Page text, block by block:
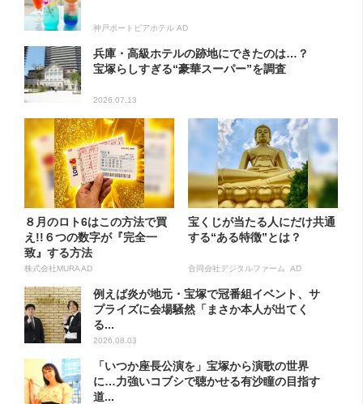
神戸ポートピアホテル AD
兵庫・高級ホテルの跡地にできたのは…？
宝塚らしすぎる“豪華スーパー”を調査
2026.07.13
８月のロト6はこの方法で買
え!!６つの数字が『完全一
致』する方法
株式会社MURA AD
宝くじが当たる人にだけ共通
する“ある特徴”とは？
合同会社デジタルファーム AD
例えば炎が地元・宝塚で冠番組イベント、サ
プライズに会場騒然「まさか本人が出てく
る...
2026.08.03
「いつか座長公演を」宝塚から演歌の世界
に…力強いコブシで聴かせる有沙瞳の目指す
道...